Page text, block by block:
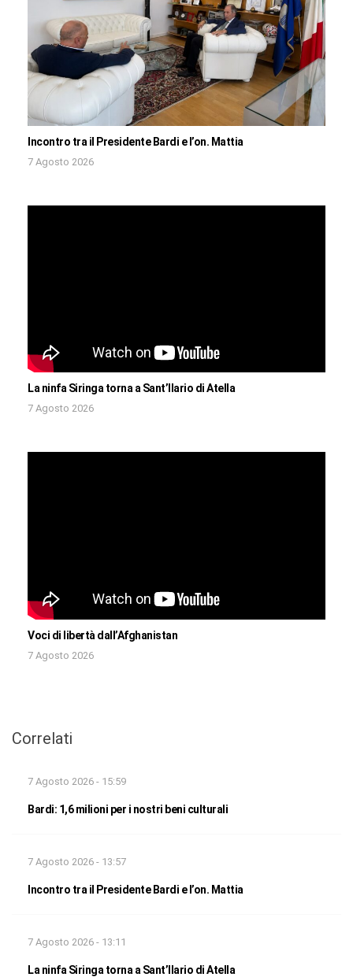
Incontro tra il Presidente Bardi e l’on. Mattia
7 Agosto 2026
La ninfa Siringa torna a Sant’Ilario di Atella
7 Agosto 2026
Voci di libertà dall’Afghanistan
7 Agosto 2026
Correlati
7 Agosto 2026 - 15:59
Bardi: 1,6 milioni per i nostri beni culturali
7 Agosto 2026 - 13:57
Incontro tra il Presidente Bardi e l’on. Mattia
7 Agosto 2026 - 13:11
La ninfa Siringa torna a Sant’Ilario di Atella